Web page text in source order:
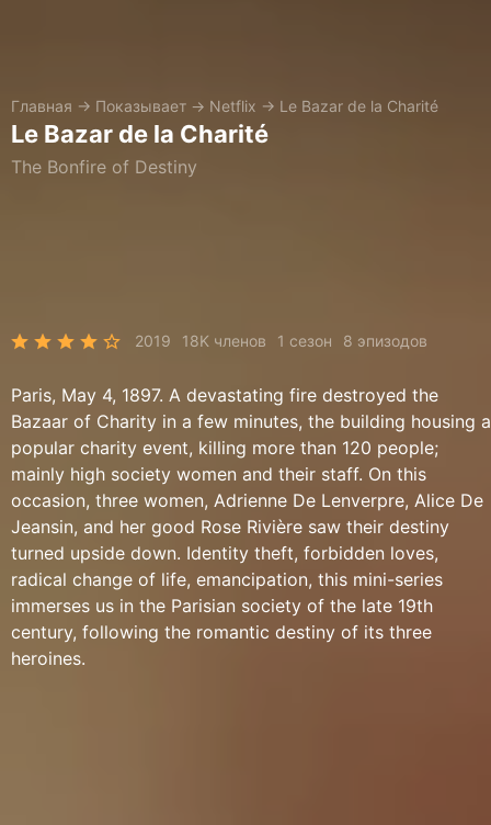
Главная → Показывает → Netflix → Le Bazar de la Charité
Le Bazar de la Charité
The Bonfire of Destiny
2019 18K членов 1 сезон 8 эпизодов
Paris, May 4, 1897. A devastating fire destroyed the
Bazaar of Charity in a few minutes, the building housing a
popular charity event, killing more than 120 people;
mainly high society women and their staff. On this
occasion, three women, Adrienne De Lenverpre, Alice De
Jeansin, and her good Rose Rivière saw their destiny
turned upside down. Identity theft, forbidden loves,
radical change of life, emancipation, this mini-series
immerses us in the Parisian society of the late 19th
century, following the romantic destiny of its three
heroines.